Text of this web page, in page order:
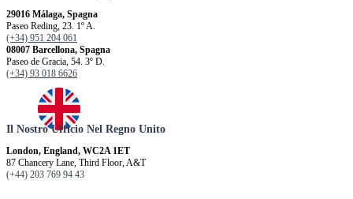
29016 Málaga, Spagna
Paseo Reding, 23. 1º A.
(+34) 951 204 061
08007 Barcellona, ​​Spagna
Paseo de Gracia, 54. 3º D.
(+34) 93 018 6626
Il Nostro Ufficio Nel Regno Unito
London, England, WC2A 1ET
87 Chancery Lane, Third Floor, A&T
(+44) 203 769 94 43